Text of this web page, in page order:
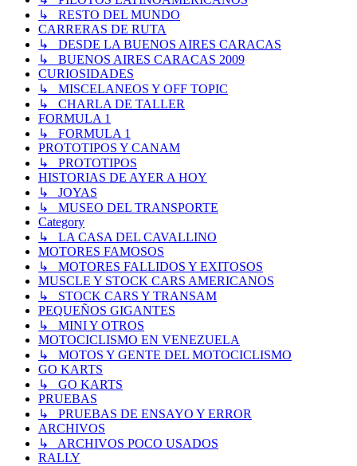
↳ RESTO DEL MUNDO
CARRERAS DE RUTA
↳ DESDE LA BUENOS AIRES CARACAS
↳ BUENOS AIRES CARACAS 2009
CURIOSIDADES
↳ MISCELANEOS Y OFF TOPIC
↳ CHARLA DE TALLER
FORMULA 1
↳ FORMULA 1
PROTOTIPOS Y CANAM
↳ PROTOTIPOS
HISTORIAS DE AYER A HOY
↳ JOYAS
↳ MUSEO DEL TRANSPORTE
Category
↳ LA CASA DEL CAVALLINO
MOTORES FAMOSOS
↳ MOTORES FALLIDOS Y EXITOSOS
MUSCLE Y STOCK CARS AMERICANOS
↳ STOCK CARS Y TRANSAM
PEQUEÑOS GIGANTES
↳ MINI Y OTROS
MOTOCICLISMO EN VENEZUELA
↳ MOTOS Y GENTE DEL MOTOCICLISMO
GO KARTS
↳ GO KARTS
PRUEBAS
↳ PRUEBAS DE ENSAYO Y ERROR
ARCHIVOS
↳ ARCHIVOS POCO USADOS
RALLY